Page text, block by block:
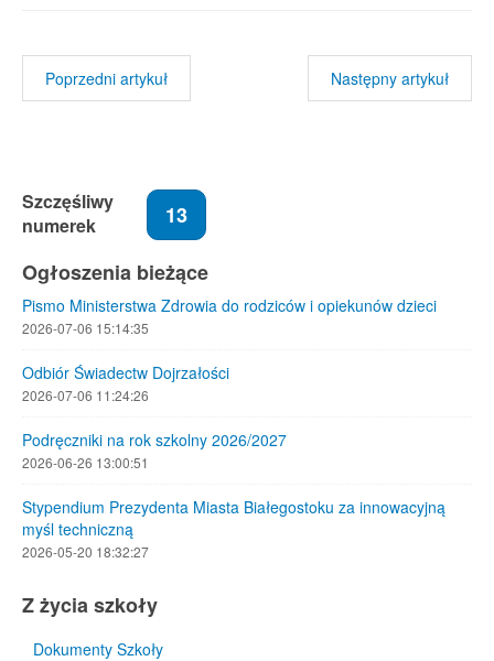
Poprzedni artykuł Następny artykuł
Szczęśliwy
numerek
13
Ogłoszenia bieżące
Pismo Ministerstwa Zdrowia do rodziców i opiekunów dzieci
2026-07-06 15:14:35
Odbiór Świadectw Dojrzałości
2026-07-06 11:24:26
Podręczniki na rok szkolny 2026/2027
2026-06-26 13:00:51
Stypendium Prezydenta Miasta Białegostoku za innowacyjną
myśl techniczną
2026-05-20 18:32:27
Z życia szkoły
Dokumenty Szkoły